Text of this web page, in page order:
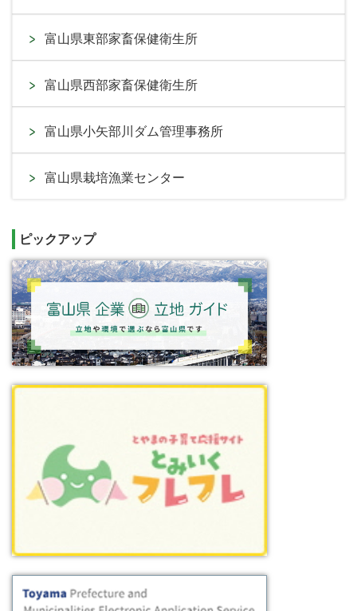
富山県東部家畜保健衛生所
富山県西部家畜保健衛生所
富山県小矢部川ダム管理事務所
富山県栽培漁業センター
ピックアップ